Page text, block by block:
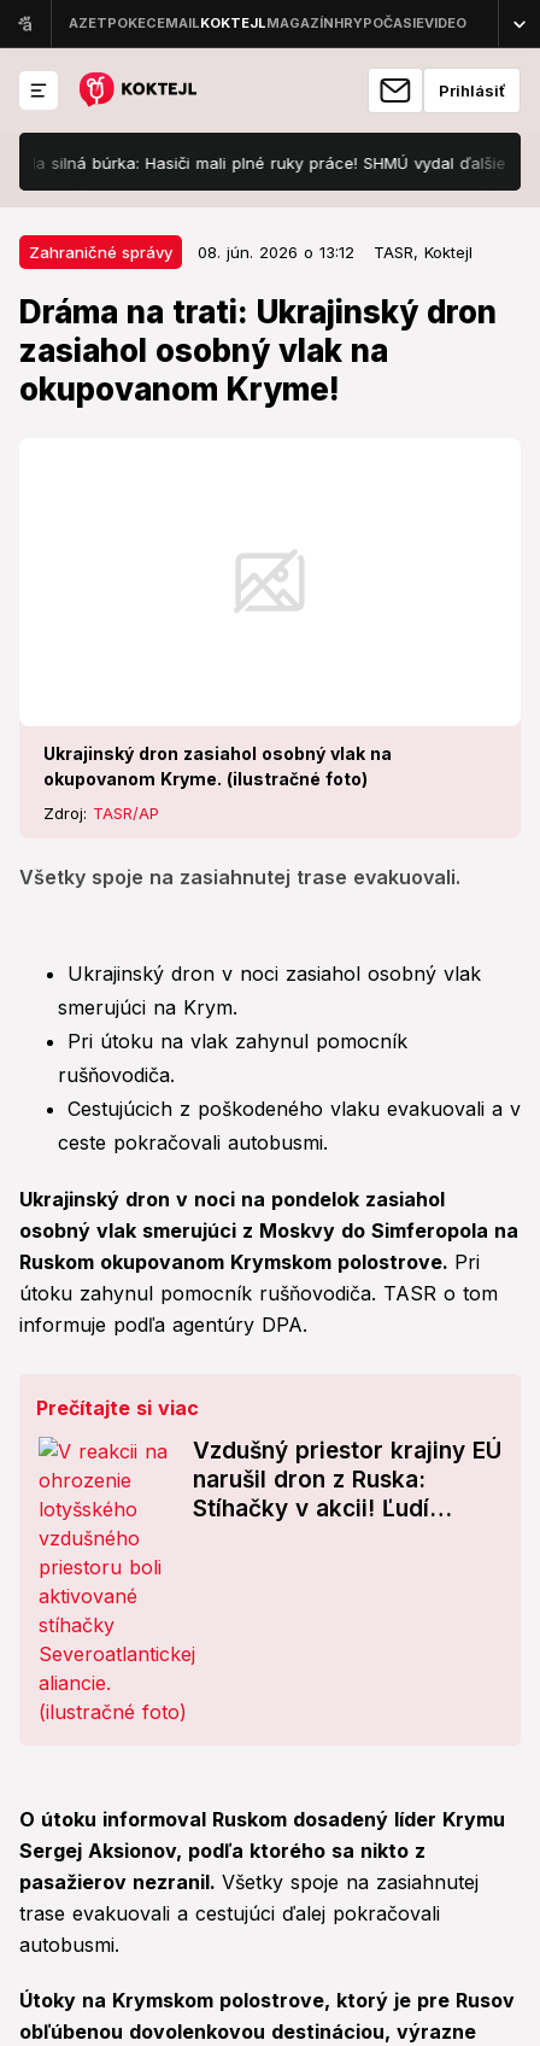
Prihlásiť
búrka: Hasiči mali plné ruky práce! SHMÚ vydal ďalšie výstrahy
Zahraničné správy 08. jún. 2026 o 13:12 TASR, Koktejl
Dráma na trati: Ukrajinský dron
zasiahol osobný vlak na
okupovanom Kryme!
Ukrajinský dron zasiahol osobný vlak na
okupovanom Kryme. (ilustračné foto)
Zdroj: TASR/AP
Všetky spoje na zasiahnutej trase evakuovali.
Zahraničné správy 08. jún. 2026 o 13:12
Dráma na trati: Ukrajinský dron
zasiahol osobný vlak na
okupovanom Kryme!
Ukrajinský dron v noci zasiahol osobný vlak
smerujúci na Krym.
Pri útoku na vlak zahynul pomocník
rušňovodiča.
Cestujúcich z poškodeného vlaku evakuovali a v
ceste pokračovali autobusmi.
Ukrajinský dron v noci na pondelok zasiahol
osobný vlak smerujúci z Moskvy do Simferopola na
Ruskom okupovanom Krymskom polostrove. Pri
útoku zahynul pomocník rušňovodiča. TASR o tom
informuje podľa agentúry DPA.
Prečítajte si viac
Vzdušný priestor krajiny EÚ
narušil dron z Ruska:
Stíhačky v akcii! Ľudí
O útoku informoval Ruskom dosadený líder Krymu
Sergej Aksionov, podľa ktorého sa nikto z
pasažierov nezranil. Všetky spoje na zasiahnutej
trase evakuovali a cestujúci ďalej pokračovali
autobusmi.
Útoky na Krymskom polostrove, ktorý je pre Rusov
obľúbenou dovolenkovou destináciou, výrazne